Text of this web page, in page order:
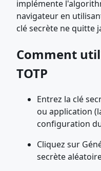
implémente
navigateur en
clé secrète ne quitte
Comment
TOTP
Entrez la clé
ou application
configuration
Cliquez sur
secrète